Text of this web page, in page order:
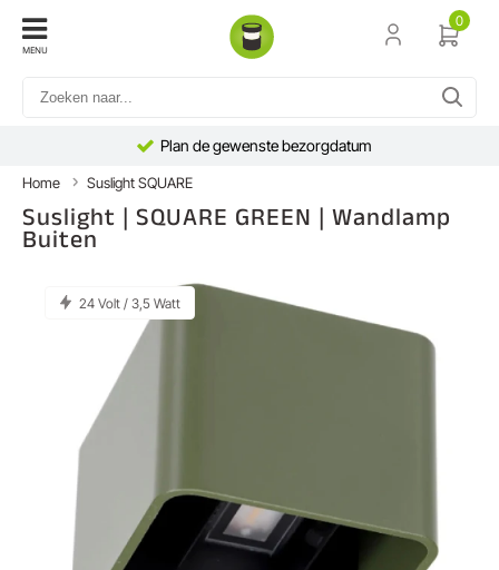
MENU
0
Plan de gewenste bezorgdatum
Home Suslight SQUARE
Suslight | SQUARE GREEN | Wandlamp
Buiten
24 Volt / 3,5 Watt